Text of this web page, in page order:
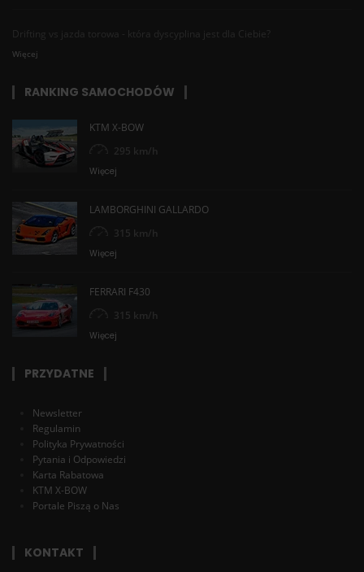
Drifting vs jazda torowa - która dyscyplina jest dla Ciebie?
Więcej
RANKING SAMOCHODÓW
KTM X-BOW
295 km/h
Więcej
LAMBORGHINI GALLARDO
315 km/h
Więcej
FERRARI F430
315 km/h
Więcej
PRZYDATNE
Newsletter
Regulamin
Polityka Prywatności
Pytania i Odpowiedzi
Karta Rabatowa
KTM X-BOW
Portale Piszą o Nas
KONTAKT